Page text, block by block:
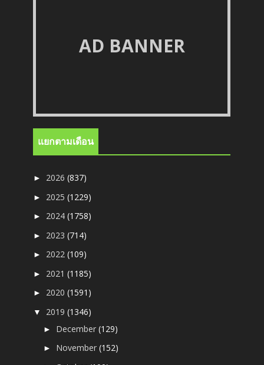
AD BANNER
แยกตามเดือน
► 2026(837)
► 2025(1229)
► 2024(1758)
► 2023(714)
► 2022(109)
► 2021(1185)
► 2020(1591)
▼ 2019(1346)
► December(129)
► November(152)